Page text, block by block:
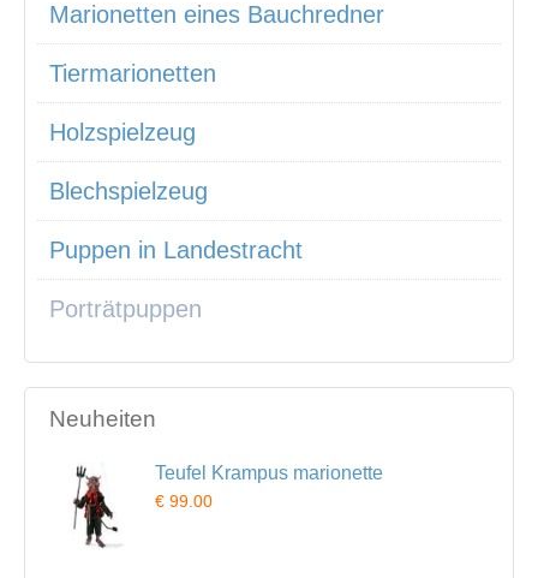
Marionetten eines Bauchredner
Tiermarionetten
Holzspielzeug
Blechspielzeug
Puppen in Landestracht
Porträtpuppen
Neuheiten
Teufel Krampus marionette
€ 99.00